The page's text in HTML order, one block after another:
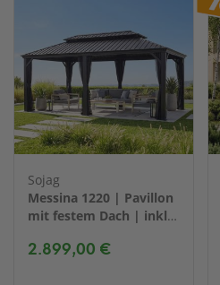
Sojag
Messina 1220 | Pavillon
mit festem Dach | inkl.
2.899,00 €